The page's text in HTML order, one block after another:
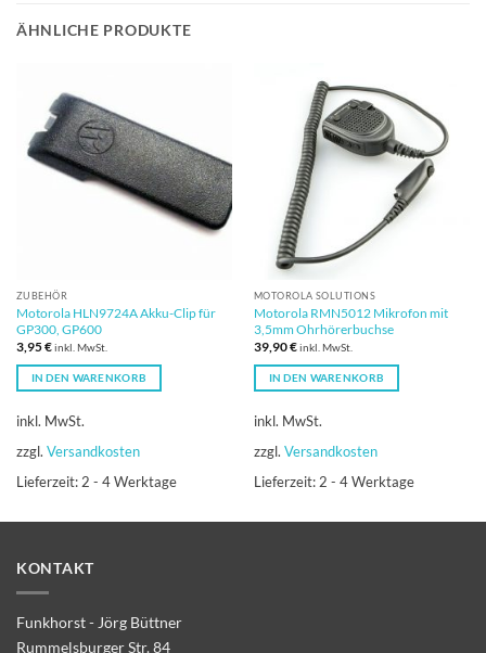
ÄHNLICHE PRODUKTE
ZUBEHÖR
Motorola HLN9724A Akku-Clip für
GP300, GP600
3,95€inkl. MwSt.
IN DEN WARENKORB
inkl. MwSt.
zzgl. Versandkosten
Lieferzeit: 2 - 4 Werktage
MOTOROLA SOLUTIONS
Motorola RMN5012 Mikrofon mit
3,5mm Ohrhörerbuchse
39,90€inkl. MwSt.
IN DEN WARENKORB
inkl. MwSt.
zzgl. Versandkosten
Lieferzeit: 2 - 4 Werktage
KONTAKT
Funkhorst - Jörg Büttner
Rummelsburger Str. 84